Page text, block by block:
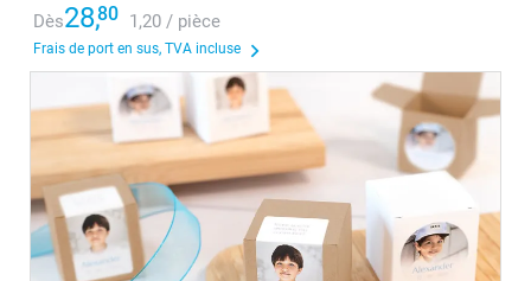
Dès28,80 1,20 / pièce
Frais de port en sus, TVA incluse